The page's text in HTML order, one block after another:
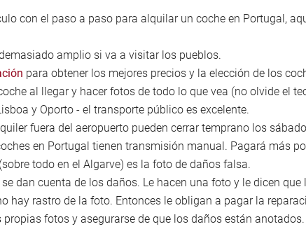
con el paso a paso para alquilar un coche en Portugal,
amplio si va a visitar los pueblos.
para obtener los mejores precios y la elección de los
al llegar y hacer fotos de todo lo que vea (no olvide el
y Oporto - el transporte público es excelente.
fuera del aeropuerto pueden cerrar temprano los
en Portugal tienen transmisión manual. Pagará más
todo en el Algarve) es la foto de daños falsa.
dan cuenta de los daños. Le hacen una foto y le dicen
hay rastro de la foto. Entonces le obligan a pagar la
propias fotos y asegurarse de que los daños están